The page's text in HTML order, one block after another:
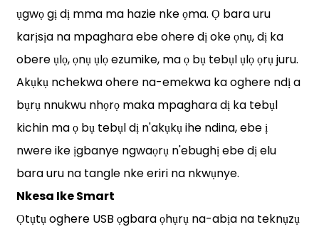
ụgwọ gị dị mma ma hazie nke ọma. Ọ bara uru
karịsịa na mpaghara ebe ohere dị oke ọnụ, dị ka
obere ụlọ, ọnụ ụlọ ezumike, ma ọ bụ tebụl ụlọ ọrụ juru.
Akụkụ nchekwa ohere na-emekwa ka oghere ndị a
bụrụ nnukwu nhọrọ maka mpaghara dị ka tebụl
kichin ma ọ bụ tebụl dị n'akụkụ ihe ndina, ebe ị
nwere ike ịgbanye ngwaọrụ n'ebughị ebe dị elu
bara uru na tangle nke eriri na nkwụnye.
Nkesa Ike Smart
Ọtụtụ oghere USB ọgbara ọhụrụ na-abịa na teknụzụ